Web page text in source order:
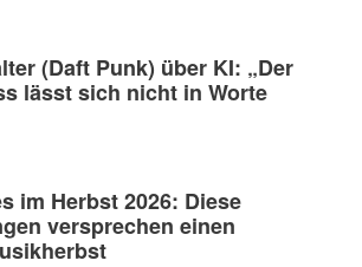
(Daft Punk) über KI: „Der
lässt sich nicht in Worte
im Herbst 2026: Diese
versprechen einen